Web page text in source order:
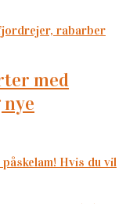
Hvis du vil